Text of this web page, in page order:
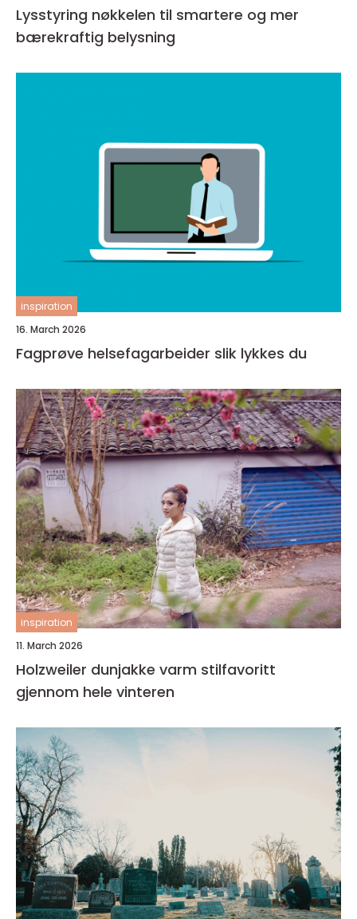
Lysstyring nøkkelen til smartere og mer
bærekraftig belysning
inspiration
16. March 2026
Fagprøve helsefagarbeider slik lykkes du
inspiration
11. March 2026
Holzweiler dunjakke varm stilfavoritt
gjennom hele vinteren